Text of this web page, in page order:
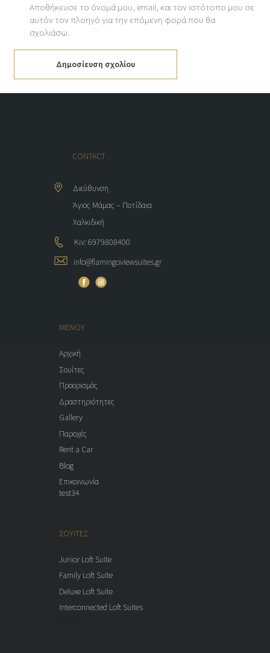
Αποθήκευσε το όνομά μου, email, και τον ιστότοπο μου σε
αυτόν τον πλοηγό για την επόμενη φορά που θα
σχολιάσω.
Δημοσίευση σχολίου
CONTACT
Διεύθυνση
Άγιος Μάμας – Ποτίδαια
Χαλκιδική
Κιν: 6979808400
info@flamingoviewsuites.gr
ΜΕΝΟΥ
Αρχική
Σουίτες
Προορισμός
Δραστηριότητες
Gallery
Παροχές
Rent a Car
Blog
Επικοινωνία
test34
ΣΟΥΙΤΕΣ
Junior Loft Suite
Family Loft Suite
Deluxe Loft Suite
Interconnected Loft Suites